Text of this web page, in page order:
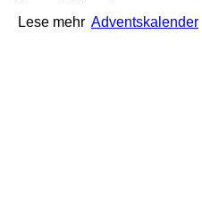
Lese mehr Adventskalender